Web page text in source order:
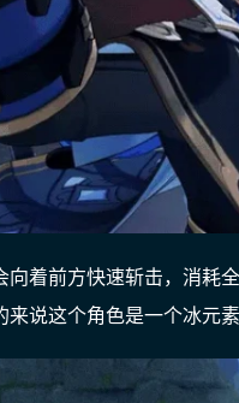
向着前方快速斩击，消耗
来说这个角色是一个冰元